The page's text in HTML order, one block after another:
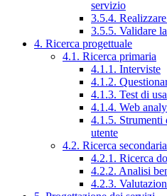
servizio
3.5.4.
3.5.5. Validare
4. Ricerca progettuale
4.1. Ricerca primaria
4.1.1. Interviste
4.1.2.
4.1.3. Test di
4.1.4. Web
4.1.5. Strumenti
utente
4.2. Ricerca secondaria
4.2.1. Ricerca
4.2.2. Analisi
4.2.3.